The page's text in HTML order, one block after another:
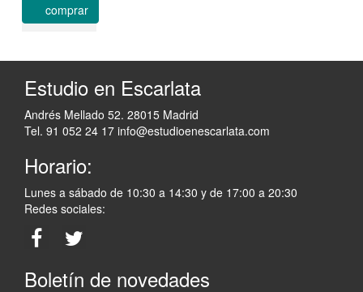
comprar
Estudio en Escarlata
Andrés Mellado 52. 28015 Madrid
Tel. 91 052 24 17 info@estudioenescarlata.com
Horario:
Lunes a sábado de 10:30 a 14:30 y de 17:00 a 20:30
Redes sociales:
Boletín de novedades